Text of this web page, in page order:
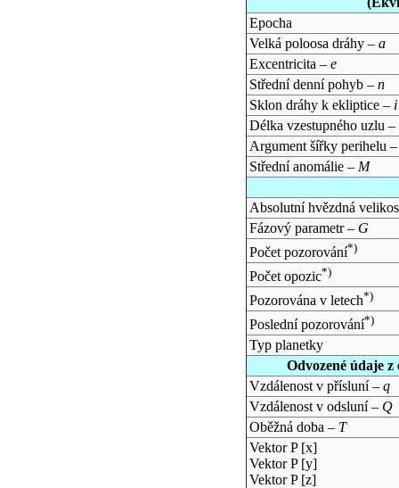
Epocha
Velká poloosa dráhy – a
Excentricita – e
Střední denní pohyb – n
Sklon dráhy k ekliptice – i
Délka vzestupného uzlu –
Argument šířky perihelu
Střední anomálie – M
Absolutní hvězdná
Fázový parametr – G
Počet pozorování*)
Počet opozic*)
Pozorována v letech*)
Poslední pozorování*)
Typ planetky
Odvozené údaje
Vzdálenost v přísluní – q
Vzdálenost v odsluní – Q
Oběžná doba – T
Vektor P [x]
Vektor P [y]
Vektor P [z]